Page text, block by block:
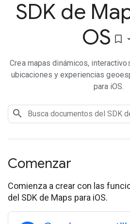
SDK de
OS bookmark_border
Crea mapas dinámicos,
ubicaciones y experiencias
para iOS.
Comenzar
Comienza a crear con las
del SDK de Maps para iOS.